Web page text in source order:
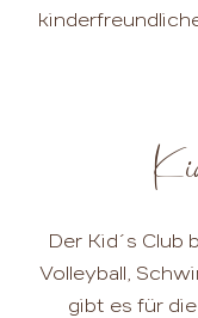
Der Kid´s Club
Volleyball,
gibt es für